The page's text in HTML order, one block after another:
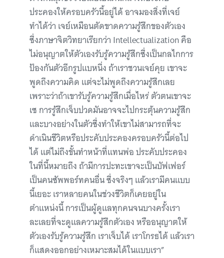
ประคองให้ครอบครัวนี้อยู่ได้ อาจมองสิ่งที่เจย์
ทำได้ว่า เจย์เหมือนตัดขาดความรู้สึกของตัวเอง
ซึ่งภาษาจิตวิทยาเรียกว่า Intellectualization คือ
ไม่อนุญาตให้ตัวเองรับรู้ความรู้สึกซึ่งเป็นกลไกการ
ป้องกันตัวอีกรูปแบหนึ่ง ถ้าเราชวนเจย์คุย เขาจะ
พูดถึงความคิด แต่จะไม่พูดถึงความรู้สึกเลย
เพราะว่าถ้าเขารับรู้ความรู้สึกเมื่อไหร่ ตัวตนเขาจะ
เซ การรู้สึกเจ็บปวดมันอาจจะไปกระตุ้นความรู้สึก
และบางอย่างในตัวซึ่งทำให้เขาไม่สามารถที่จะ
ดำเนินชีวิตหรือประคับประคองครอบครัวนี้ต่อไป
ได้ แต่ไม่ถึงขั้นทำหน้าที่แทนพ่อ ประคับประคอง
ในที่นี้หมายถึง ถ้ามีการปะทะเขาจะเป็นบัฟเฟอร์
เป็นคนซัพพอร์ทคนอื่น ซึ่งจริงๆ แล้วเรามีคนแบบ
นี้เยอะ เราหลายคนในช่วงชีวิตก็เคยอยู่ใน
ตำแหน่งนี้ การเป็นผู้ดูแลทุกคนจนบางครั้งเรา
ละเลยที่จะดูแลความรู้สึกตัวเอง หรืออนุญาตให้
ตัวเองรับรู้ความรู้สึก เราเจ็บได้ เราโกรธได้ แล้วเรา
ก็แสดงออกอย่างเหมาะสมได้ในแบบเรา”